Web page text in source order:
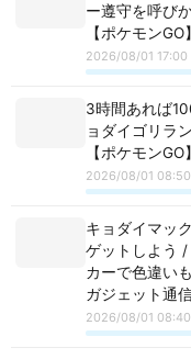
ー遵守を呼び
【ポケモン
2026/08/01 17:00
3時間あれば
ョダイゴリラ
【ポケモン
2026/08/01 08:50
キョダイマッ
ゲットしよう
カーで色違い
ガジェット通
2026/08/01 08:40